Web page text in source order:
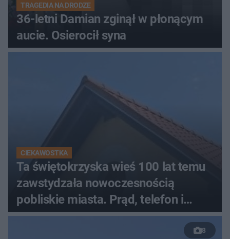
TRAGEDIA NA DRODZE
36-letni Damian zginął w płonącym
aucie. Osierocił syna
CIEKAWOSTKA
Ta świętokrzyska wieś 100 lat temu
zawstydzała nowoczesnością
pobliskie miasta. Prąd, telefon i
luksusowa auta
8